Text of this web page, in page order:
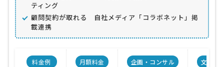
ティング
顧問契約が取れる 自社メディア「コラボネット」掲
載連携
料金例
月額料金
企画・コンサル
文章作